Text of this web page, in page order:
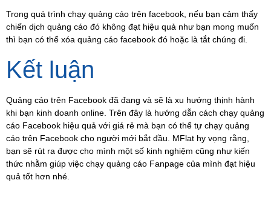
Trong quá trình chạy quảng cáo trên facebook, nếu bạn cảm thấy
chiến dịch quảng cáo đó không đạt hiệu quả như bạn mong muốn
thì bạn có thể xóa quảng cáo facebook đó hoặc là tắt chúng đi.
Kết luận
Quảng cáo trên Facebook đã đang và sẽ là xu hướng thịnh hành
khi bạn kinh doanh online. Trên đây là hướng dẫn cách chạy quảng
cáo Facebook hiệu quả với giá rẻ mà bạn có thể tự chạy quảng
cáo trên Facebook cho người mới bắt đầu. MFlat hy vọng rằng,
bạn sẽ rút ra được cho mình một số kinh nghiệm cũng như kiến
thức nhằm giúp việc chạy quảng cáo Fanpage của mình đạt hiệu
quả tốt hơn nhé.